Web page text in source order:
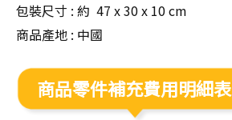
包裝尺寸 : 約 47 x 30 x 10 cm
商品產地 : 中國
商品零件補充費用明細表